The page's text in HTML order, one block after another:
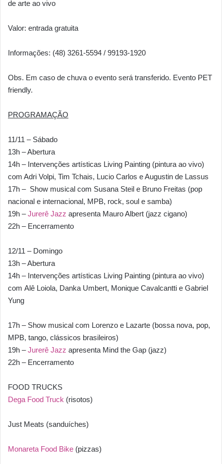
de arte ao vivo
Valor: entrada gratuita
Informações: (48) 3261-5594 / 99193-1920
Obs. Em caso de chuva o evento será transferido. Evento PET
friendly.
PROGRAMAÇÃO
11/11 – Sábado
13h – Abertura
14h – Intervenções artísticas Living Painting (pintura ao vivo)
com Adri Volpi, Tim Tchais, Lucio Carlos e Augustin de Lassus
17h – Show musical com Susana Steil e Bruno Freitas (pop
nacional e internacional, MPB, rock, soul e samba)
19h –Jurerê Jazz apresenta Mauro Albert (jazz cigano)
22h – Encerramento
12/11 – Domingo
13h – Abertura
14h – Intervenções artísticas Living Painting (pintura ao vivo)
com Alê Loiola, Danka Umbert, Monique Cavalcantti e Gabriel
Yung
17h – Show musical com Lorenzo e Lazarte (bossa nova, pop,
MPB, tango, clássicos brasileiros)
19h –Jurerê Jazz apresenta Mind the Gap (jazz)
22h – Encerramento
FOOD TRUCKS
Dega Food Truck (risotos)
Just Meats (sanduíches)
Monareta Food Bike (pizzas)